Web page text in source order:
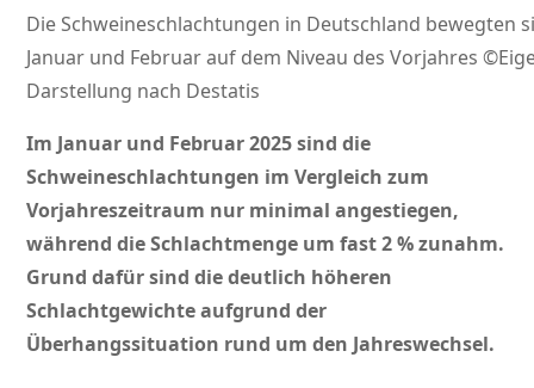
Die Schweineschlachtungen in Deutschland bewegten
Januar und Februar auf dem Niveau des Vorjahres
Darstellung nach Destatis
Im Januar und Februar 2025 sind die
Schweineschlachtungen im Vergleich zum
Vorjahreszeitraum nur minimal angestiegen,
während die Schlachtmenge um fast 2 % zunahm.
Grund dafür sind die deutlich höheren
Schlachtgewichte aufgrund der
Überhangssituation rund um den Jahreswechsel.